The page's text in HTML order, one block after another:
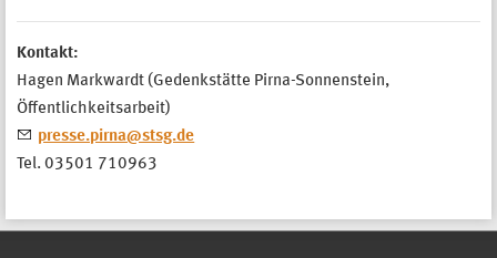
Kontakt:
Hagen Markwardt (Gedenkstätte Pirna-Sonnenstein,
Öffentlichkeitsarbeit)
presse.pirna@stsg.de
Tel. 03501 710963